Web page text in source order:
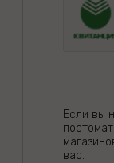
Если вы
вас.